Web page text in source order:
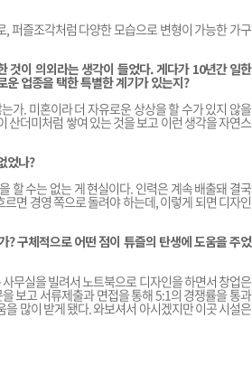
퍼즐조각처럼 다양한 모습으로 변형이 가능한 가구
것이 의외라는 생각이 들었다. 게다가 10년간 일한
업종을 택한 특별한 계기가 있는지?
가. 미혼이라 더 자유로운 상상을 할 수가 있지 않을
산더미처럼 쌓여 있는 것을 보고 이런 생각을 자연스
었나?
할 수는 없는 게 현실이다. 인력은 계속 배출돼 결국
면 경영 쪽으로 돌려야 하는데, 이렇게 되면 디자인
구체적으로 어떤 점이 튜즐의 탄생에 도움을 주었
무실을 빌려서 노트북으로 디자인을 하면서 창업은
보고 서류제출과 면접을 통해 5:1의 경쟁률을 통과
많이 받게 됐다. 와보셔서 아시겠지만 이곳 시설은